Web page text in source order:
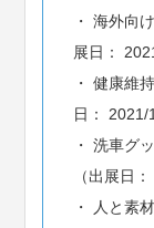
海外向
展日：
健康維
日： 2021/
洗車グ
（出展日
人と素